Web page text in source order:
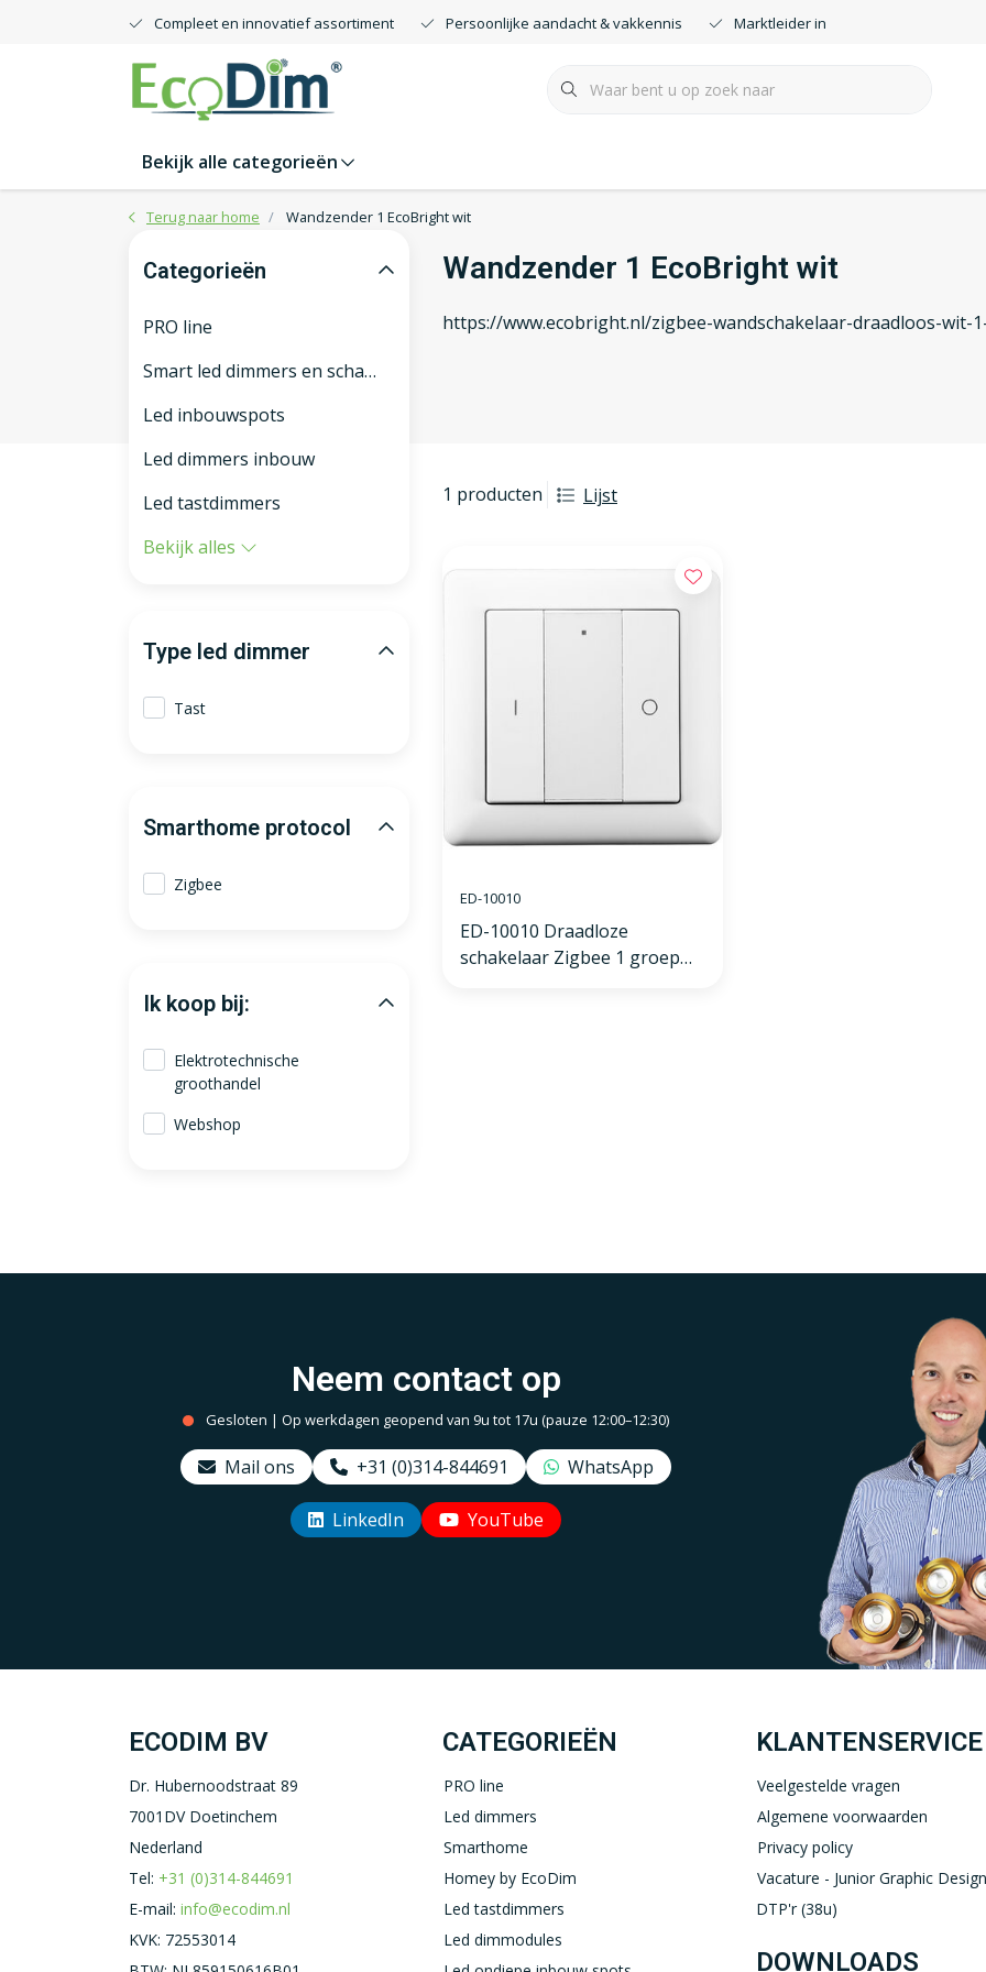
Compleet en innovatief assortiment Persoonlijke aandacht & vakkennis Marktleider in smartdimmers
Bekijk alle categorieën
Terug naar home Wandzender 1 EcoBright wit
Wandzender 1 EcoBright wit
https://www.ecobright.nl/zigbee-wandschakelaar-draadloos-wit-
1 producten Lijst
ED-10010
ED-10010 Draadloze
schakelaar Zigbee 1 groep
Categorieën
PRO line
Smart led dimmers en schakelaars
Led inbouwspots
Led dimmers inbouw
Led tastdimmers
Bekijk alles
Type led dimmer
Tast
Smarthome protocol
Zigbee
Ik koop bij:
Elektrotechnische
groothandel
Webshop
Neem contact op
Gesloten | Op werkdagen geopend van 9u tot 17u (pauze 12:00–12:30)
Mail ons +31 (0)314-844691 WhatsApp
LinkedIn YouTube
Uw EcoDim team
ECODIM BV
Dr. Hubernoodstraat 89
7001DV Doetinchem
Nederland
Tel: +31 (0)314-844691
E-mail: info@ecodim.nl
KVK: 72553014
CATEGORIEËN
PRO line
Led dimmers
Smarthome
Homey by EcoDim
Led tastdimmers
Led dimmodules
KLANTENSERVICE
Veelgestelde vragen
Algemene voorwaarden
Privacy policy
Vacature - Junior Graphic
DTP'r (38u)
DOWNLOADS